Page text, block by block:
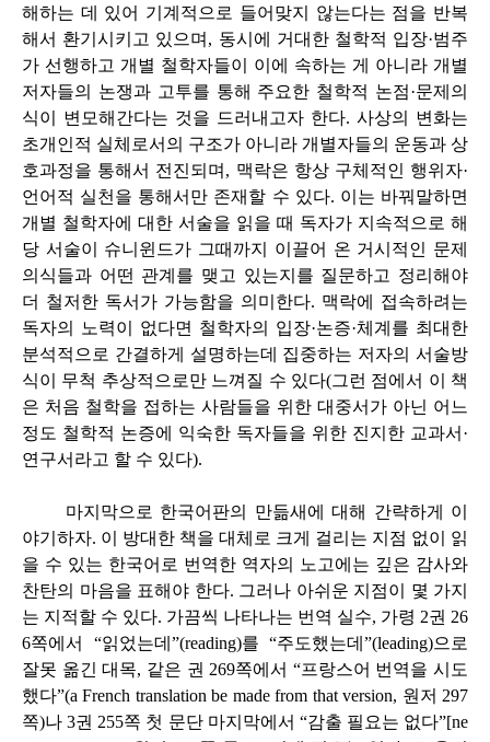
해하는 데 있어 기계적으로 들어맞지 않는다는 점을 반복
해서 환기시키고 있으며, 동시에 거대한 철학적 입장·범주
가 선행하고 개별 철학자들이 이에 속하는 게 아니라 개별
저자들의 논쟁과 고투를 통해 주요한 철학적 논점·문제의
식이 변모해간다는 것을 드러내고자 한다. 사상의 변화는
초개인적 실체로서의 구조가 아니라 개별자들의 운동과 상
호과정을 통해서 전진되며, 맥락은 항상 구체적인 행위자·
언어적 실천을 통해서만 존재할 수 있다. 이는 바꿔말하면
개별 철학자에 대한 서술을 읽을 때 독자가 지속적으로 해
당 서술이 슈니윈드가 그때까지 이끌어 온 거시적인 문제
의식들과 어떤 관계를 맺고 있는지를 질문하고 정리해야
더 철저한 독서가 가능함을 의미한다. 맥락에 접속하려는
독자의 노력이 없다면 철학자의 입장·논증·체계를 최대한
분석적으로 간결하게 설명하는데 집중하는 저자의 서술방
식이 무척 추상적으로만 느껴질 수 있다(그런 점에서 이 책
은 처음 철학을 접하는 사람들을 위한 대중서가 아닌 어느
정도 철학적 논증에 익숙한 독자들을 위한 진지한 교과서·
연구서라고 할 수 있다).
마지막으로 한국어판의 만듦새에 대해 간략하게 이
야기하자. 이 방대한 책을 대체로 크게 걸리는 지점 없이 읽
을 수 있는 한국어로 번역한 역자의 노고에는 깊은 감사와
찬탄의 마음을 표해야 한다. 그러나 아쉬운 지점이 몇 가지
는 지적할 수 있다. 가끔씩 나타나는 번역 실수, 가령 2권 26
6쪽에서 “읽었는데”(reading)를 “주도했는데”(leading)으로
잘못 옮긴 대목, 같은 권 269쪽에서 “프랑스어 번역을 시도
했다”(a French translation be made from that version, 원저 297
쪽)나 3권 255쪽 첫 문단 마지막에서 “감출 필요는 없다”[ne